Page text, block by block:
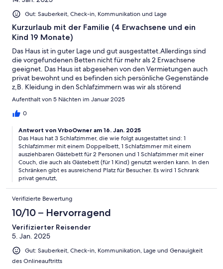
Gut: Sauberkeit, Check-in, Kommunikation und Lage
Kurzurlaub mit der Familie (4 Erwachsene und ein
Kind 19 Monate)
Das Haus ist in guter Lage und gut ausgestattet.Allerdings sind
die vorgefundenen Betten nicht für mehr als 2 Erwachsene
geeignet. Das Haus ist abgesehen von den Vermietungen auch
privat bewohnt und es befinden sich persönliche Gegenstände
z,B. Kleidung in den Schlafzimmern was wir als störend
empfunden haben.was wir als sto
Aufenthalt von 5 Nächten im Januar 2025
0
Antwort von VrboOwner am 16. Jan. 2025
Das Haus hat 3 Schlafzimmer, die wie folgt ausgestattet sind: 1
Schlafzimmer mit einem Doppelbett, 1 Schlafzimmer mit einem
ausziehbaren Gästebett für 2 Personen und 1 Schlafzimmer mit einer
Couch, die auch als Gästebett (für 1 Kind) genutzt werden kann. In den
Schränken gibt es ausreichend Platz für Besucher. Es wird 1 Schrank
privat genutzt,
Verifizierte Bewertung
10/10 – Hervorragend
Verifizierter Reisender
5. Jan. 2025
Gut: Sauberkeit, Check-in, Kommunikation, Lage und Genauigkeit
des Onlineauftritts